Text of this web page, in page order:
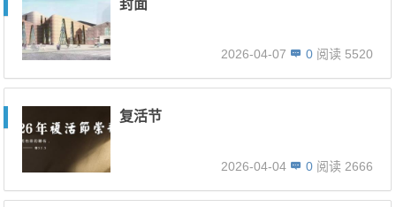
封面
2026-04-07 0 阅读 5520
复活节
2026-04-04 0 阅读 2666